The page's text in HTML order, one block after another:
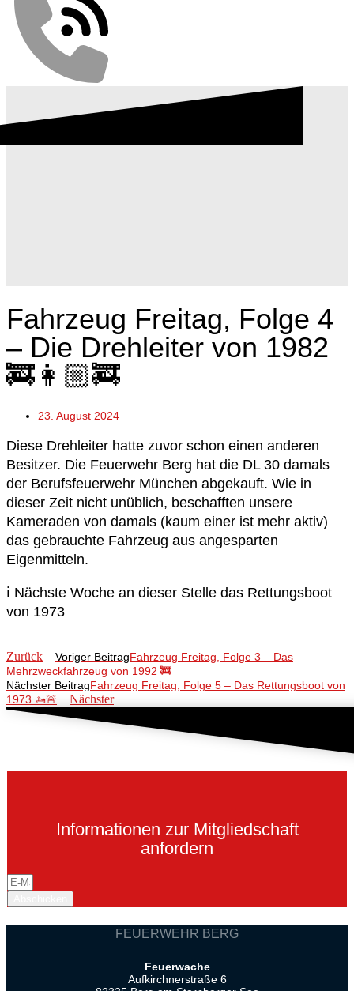
Fahrzeug Freitag, Folge 4
– Die Drehleiter von 1982
🚒👩🏼‍🚒
23. August 2024
Diese Drehleiter hatte zuvor schon einen anderen
Besitzer. Die Feuerwehr Berg hat die DL 30 damals
der Berufsfeuerwehr München abgekauft. Wie in
dieser Zeit nicht unüblich, beschafften unsere
Kameraden von damals (kaum einer ist mehr aktiv)
das gebrauchte Fahrzeug aus angesparten
Eigenmitteln.
ℹ️ Nächste Woche an dieser Stelle das Rettungsboot
von 1973
Zurück Voriger BeitragFahrzeug Freitag, Folge 3 – Das
Mehrzweckfahrzeug von 1992 🚒
Nächster BeitragFahrzeug Freitag, Folge 5 – Das Rettungsboot von
1973 🚤🚨
Nächster
Informationen zur Mitgliedschaft
anfordern
FEUERWEHR BERG
Feuerwache
Aufkirchnerstraße 6